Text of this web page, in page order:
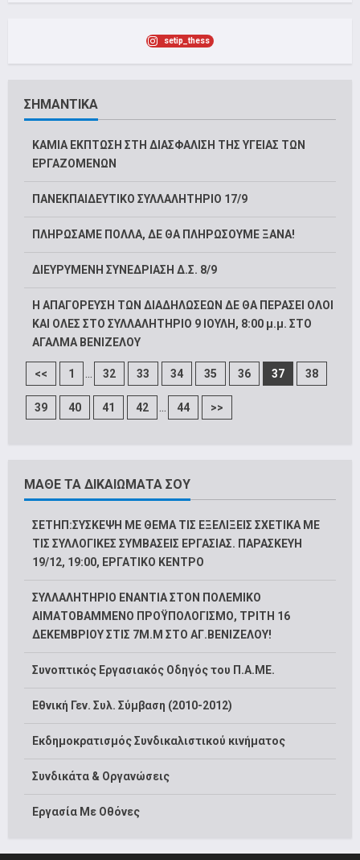
setip_thess
ΣΗΜΑΝΤΙΚΑ
ΚΑΜΙΑ ΕΚΠΤΩΣΗ ΣΤΗ ΔΙΑΣΦΑΛΙΣΗ ΤΗΣ ΥΓΕΙΑΣ ΤΩΝ
ΕΡΓΑΖΟΜΕΝΩΝ
ΠΑΝΕΚΠΑΙΔΕΥΤΙΚΟ ΣΥΛΛΑΛΗΤΗΡΙΟ 17/9
ΠΛΗΡΩΣΑΜΕ ΠΟΛΛΑ, ΔΕ ΘΑ ΠΛΗΡΩΣΟΥΜΕ ΞΑΝΑ!
ΔΙΕΥΡΥΜΕΝΗ ΣΥΝΕΔΡΙΑΣΗ Δ.Σ. 8/9
Η ΑΠΑΓΟΡΕΥΣΗ ΤΩΝ ΔΙΑΔΗΛΩΣΕΩΝ ΔΕ ΘΑ ΠΕΡΑΣΕΙ ΟΛΟΙ
ΚΑΙ ΟΛΕΣ ΣΤΟ ΣΥΛΛΑΛΗΤΗΡΙΟ 9 ΙΟΥΛΗ, 8:00 μ.μ. ΣΤΟ
ΑΓΑΛΜΑ ΒΕΝΙΖΕΛΟΥ
<< 1 ... 32 33 34 35 36 37 38
39 40 41 42 ... 44 >>
ΜΑΘΕ ΤΑ ΔΙΚΑΙΩΜΑΤΑ ΣΟΥ
ΣΕΤΗΠ:ΣΥΣΚΕΨΗ ΜΕ ΘΕΜΑ ΤΙΣ ΕΞΕΛΙΞΕΙΣ ΣΧΕΤΙΚΑ ΜΕ
ΤΙΣ ΣΥΛΛΟΓΙΚΕΣ ΣΥΜΒΑΣΕΙΣ ΕΡΓΑΣΙΑΣ. ΠΑΡΑΣΚΕΥΗ
19/12, 19:00, ΕΡΓΑΤΙΚΟ ΚΕΝΤΡΟ
ΣΥΛΛΑΛΗΤΗΡΙΟ ΕΝΑΝΤΙΑ ΣΤΟΝ ΠΟΛΕΜΙΚΟ
ΑΙΜΑΤΟΒΑΜΜΕΝΟ ΠΡΟΫΠΟΛΟΓΙΣΜΟ, ΤΡΙΤΗ 16
ΔΕΚΕΜΒΡΙΟΥ ΣΤΙΣ 7Μ.Μ ΣΤΟ ΑΓ.ΒΕΝΙΖΕΛΟΥ!
Συνοπτικός Εργασιακός Οδηγός του Π.Α.ΜΕ.
Εθνική Γεν. Συλ. Σύμβαση (2010-2012)
Εκδημοκρατισμός Συνδικαλιστικού κινήματος
Συνδικάτα & Οργανώσεις
Εργασία Με Οθόνες